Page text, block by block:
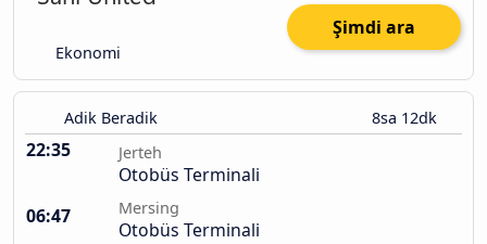
Ekonomi
Şimdi ara
Adik Beradik 8sa 12dk
22:35 Jerteh
Otobüs Terminali
06:47
Mersing
Otobüs Terminali